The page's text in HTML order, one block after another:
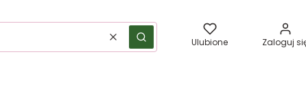
WyczyśćSzukaj Ulubione Zaloguj